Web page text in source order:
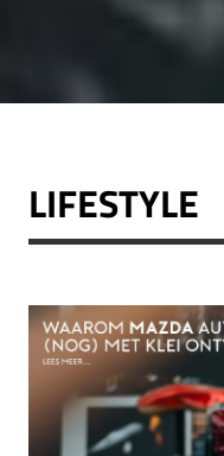
LIFESTYLE